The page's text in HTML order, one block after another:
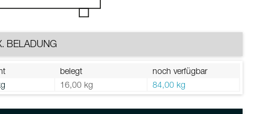
BELADUNG
belegt
noch verfügbar
16,00 kg 84,00 kg